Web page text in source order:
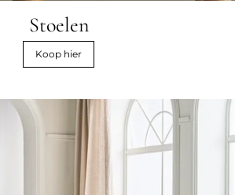
Stoelen
Koop hier